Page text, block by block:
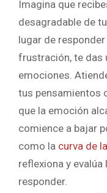
Imagina que
desagradable de
lugar de
frustración, te das
emociones.
tus pensamientos
que la emoción
comience a bajar
como la curva de
reflexiona y
responder.